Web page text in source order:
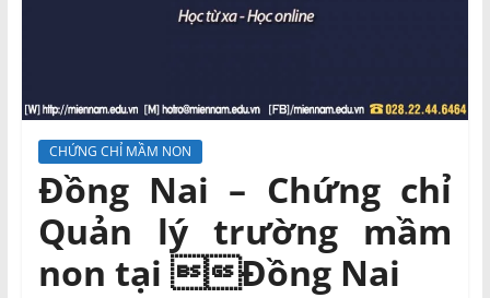
vấn
Miền
Nam
CHỨNG CHỈ MẦM NON
Đồng Nai – Chứng chỉ
Quản lý trường mầm
non tại Đồng Nai